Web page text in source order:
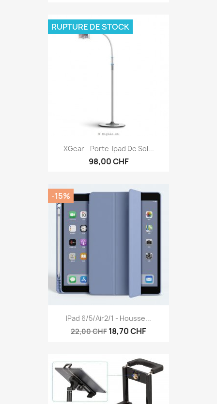
XGear - Porte-Ipad De Sol...
98,00 CHF
RUPTURE DE STOCK
IPad 6/5/air2/1 - Housse...
22,00 CHF 18,70 CHF
-15%